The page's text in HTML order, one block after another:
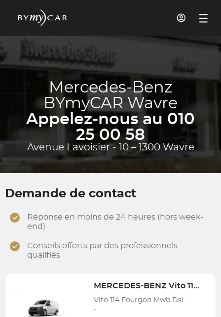
Mercedes-Benz
BYmyCAR Wavre
Appelez-nous au 010
25 00 58
Avenue Lavoisier - 10 – 1300 Wavre
Demande de contact
Réponse en moins de 24 heures (hors week-
end)
Conseils offerts par des professionnels
qualifiés
MERCEDES-BENZ Vito 114 Fourgon Mwb Dsl
Vito 114 Fourgon Mwb Dsl Vito 2.0 BlueTEC L2 BE Pro
-